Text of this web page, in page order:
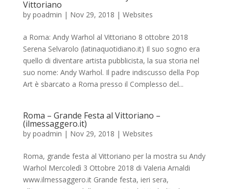
Vittoriano
by poadmin | Nov 29, 2018 | Websites
a Roma: Andy Warhol al Vittoriano 8 ottobre 2018
Serena Selvarolo (latinaquotidiano.it) Il suo sogno era
quello di diventare artista pubblicista, la sua storia nel
suo nome: Andy Warhol. Il padre indiscusso della Pop
Art è sbarcato a Roma presso il Complesso del...
Roma – Grande Festa al Vittoriano –
(ilmessaggero.it)
by poadmin | Nov 29, 2018 | Websites
Roma, grande festa al Vittoriano per la mostra su Andy
Warhol Mercoledì 3 Ottobre 2018 di Valeria Arnaldi
www.ilmessaggero.it Grande festa, ieri sera,